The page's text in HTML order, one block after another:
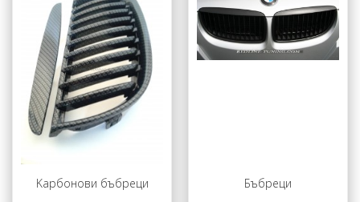
Kарбонови бъбреци
Бъбреци